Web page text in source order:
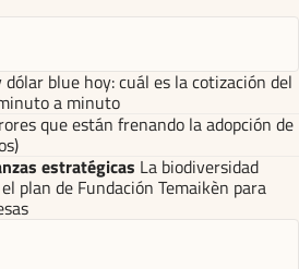
dólar blue hoy: cuál es la cotización del
a minuto
que están frenando la adopción de
estratégicas La biodiversidad
plan de Fundación Temaikèn para